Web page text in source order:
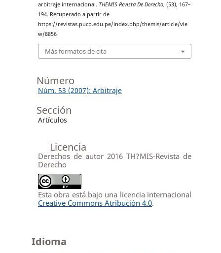
arbitraje internacional. THEMIS Revista De Derecho, (53), 167–
194. Recuperado a partir de
https://revistas.pucp.edu.pe/index.php/themis/article/vie
w/8856
Más formatos de cita
Número
Núm. 53 (2007): Arbitraje
Sección
Artículos
Licencia
Derechos de autor 2016 TH?MIS-Revista de
Derecho
Esta obra está bajo una licencia internacional
Creative Commons Atribución 4.0.
Idioma